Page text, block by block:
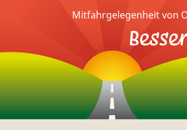
Mitfahrgelegenheit von